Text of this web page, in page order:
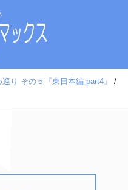
り その５『東日本編 part4』
/